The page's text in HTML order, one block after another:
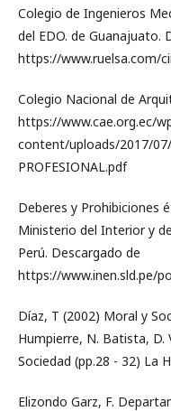
Colegio de Ingenieros
del EDO. de Guanajuato.
https://www.ruelsa.com/
Colegio Nacional de
https://www.cae.org.ec/
content/uploads/2017/07/
PROFESIONAL.pdf
Deberes y Prohibiciones
Ministerio del Interior y
Perú. Descargado de
https://www.inen.sld.pe/
Díaz, T (2002) Moral y
Humpierre, N. Batista, D.
Sociedad (pp.28 - 32) La
Elizondo Garz, F.